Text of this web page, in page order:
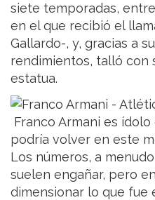
siete temporadas,
en el que recibió el
Gallardo-, y, gracias a
rendimientos, talló con
estatua.
Franco Armani es
podría volver en este
Los números, a
suelen engañar, pero
dimensionar lo que fue